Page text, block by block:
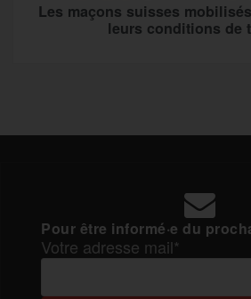
Les maçons suisses
leurs conditions de
Pour être informé·e du
Votre adresse mail*